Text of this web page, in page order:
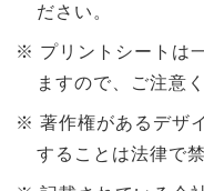
ださい。
プリントシートは
ますので、ご注意
著作権があるデザ
することは法律で